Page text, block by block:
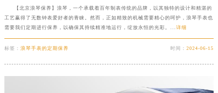
【北京浪琴保养】浪琴，一个承载着百年制表传统的品牌，以其独特的设计和精湛的
工艺赢得了无数钟表爱好者的青睐。然而，正如精致的机械需要精心的呵护，浪琴手表也
需要我们定期进行保养，以确保其持续精准地运行，绽放永恒的光彩。...详细
标签： 浪琴手表的定期保养 时间：2024-06-15